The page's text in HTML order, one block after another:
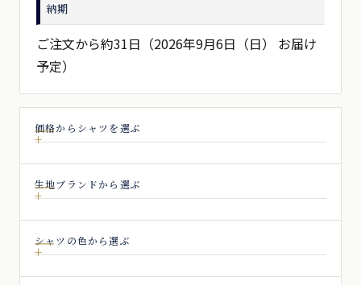
納期
ご注文から約31日（2026年9月6日（日） お届け
予定）
価格からシャツを選ぶ
生地ブランドから選ぶ
シャツの色から選ぶ